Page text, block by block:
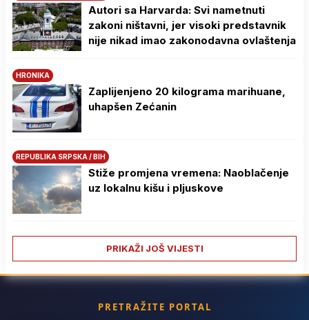
Autori sa Harvarda: Svi nametnuti
zakoni ništavni, jer visoki predstavnik
nije nikad imao zakonodavna ovlaštenja
HRONIKA
Zaplijenjeno 20 kilograma marihuane,
uhapšen Zećanin
REPUBLIKA SRPSKA / BIH
Stiže promjena vremena: Naoblačenje
uz lokalnu kišu i pljuskove
PRIKAŽI JOŠ VIJESTI
PRETRAŽITE PORTAL